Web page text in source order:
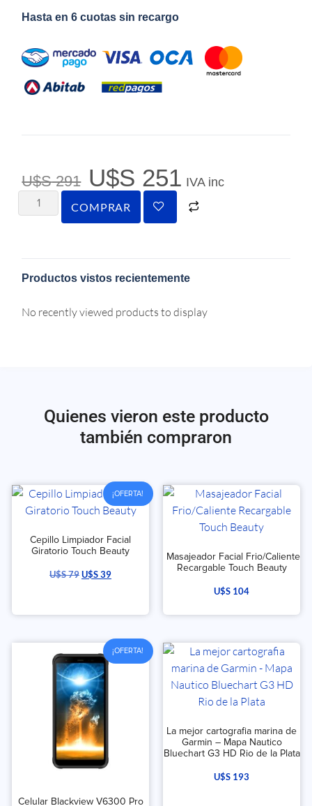
Hasta en 6 cuotas sin recargo
U$S291 U$S 251 IVA inc
COMPRAR
Productos vistos recientemente
No recently viewed products to display
Quienes vieron este producto
también compraron
¡OFERTA!
Cepillo Limpiador Facial
Giratorio Touch Beauty
U$S79U$S39
Masajeador Facial Frio/Caliente
Recargable Touch Beauty
U$S 104
¡OFERTA!
Celular Blackview V6300 Pro
La mejor cartografia marina de
Garmin – Mapa Nautico
Bluechart G3 HD Rio de la Plata
U$S 193